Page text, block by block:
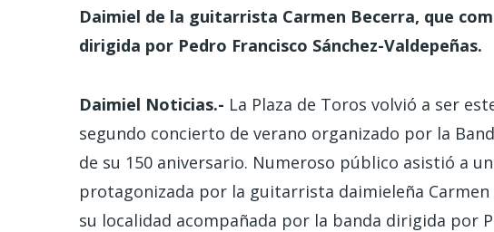
Daimiel de la guitarrista Carmen Becerra, que
dirigida por Pedro Francisco Sánchez-Valdepeñas.
Daimiel Noticias.- La Plaza de Toros volvió a ser
segundo concierto de verano organizado por la
de su 150 aniversario. Numeroso público asistió a
protagonizada por la guitarrista daimieleña
su localidad acompañada por la banda dirigida por